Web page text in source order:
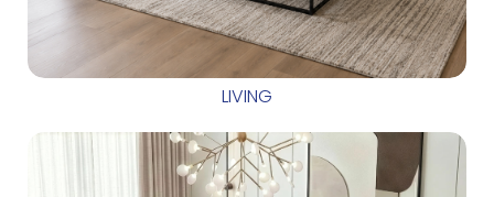
LIVING